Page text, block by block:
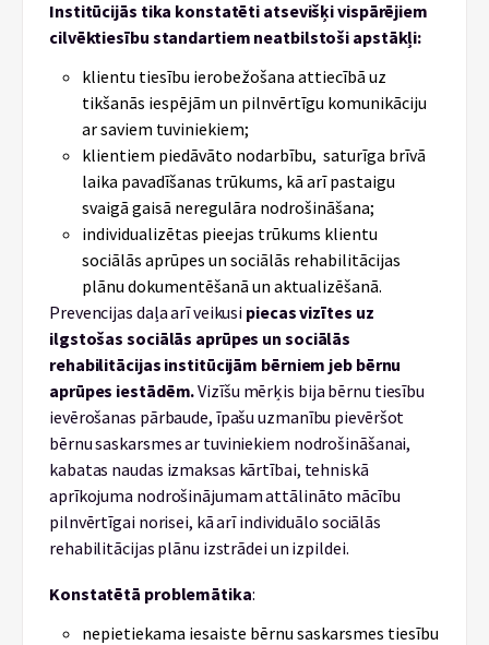
Institūcijās tika konstatēti atsevišķi vispārējiem
cilvēktiesību standartiem neatbilstoši apstākļi:
klientu tiesību ierobežošana attiecībā uz
tikšanās iespējām un pilnvērtīgu komunikāciju
ar saviem tuviniekiem;
klientiem piedāvāto nodarbību, saturīga brīvā
laika pavadīšanas trūkums, kā arī pastaigu
svaigā gaisā neregulāra nodrošināšana;
individualizētas pieejas trūkums klientu
sociālās aprūpes un sociālās rehabilitācijas
plānu dokumentēšanā un aktualizēšanā.
Prevencijas daļa arī veikusi piecas vizītes uz
ilgstošas sociālās aprūpes un sociālās
rehabilitācijas institūcijām bērniem jeb bērnu
aprūpes iestādēm.Vizīšu mērķis bija bērnu tiesību
ievērošanas pārbaude, īpašu uzmanību pievēršot
bērnu saskarsmes ar tuviniekiem nodrošināšanai,
kabatas naudas izmaksas kārtībai, tehniskā
aprīkojuma nodrošinājumam attālināto mācību
pilnvērtīgai norisei, kā arī individuālo sociālās
rehabilitācijas plānu izstrādei un izpildei.
Konstatētā problemātika:
nepietiekama iesaiste bērnu saskarsmes tiesību